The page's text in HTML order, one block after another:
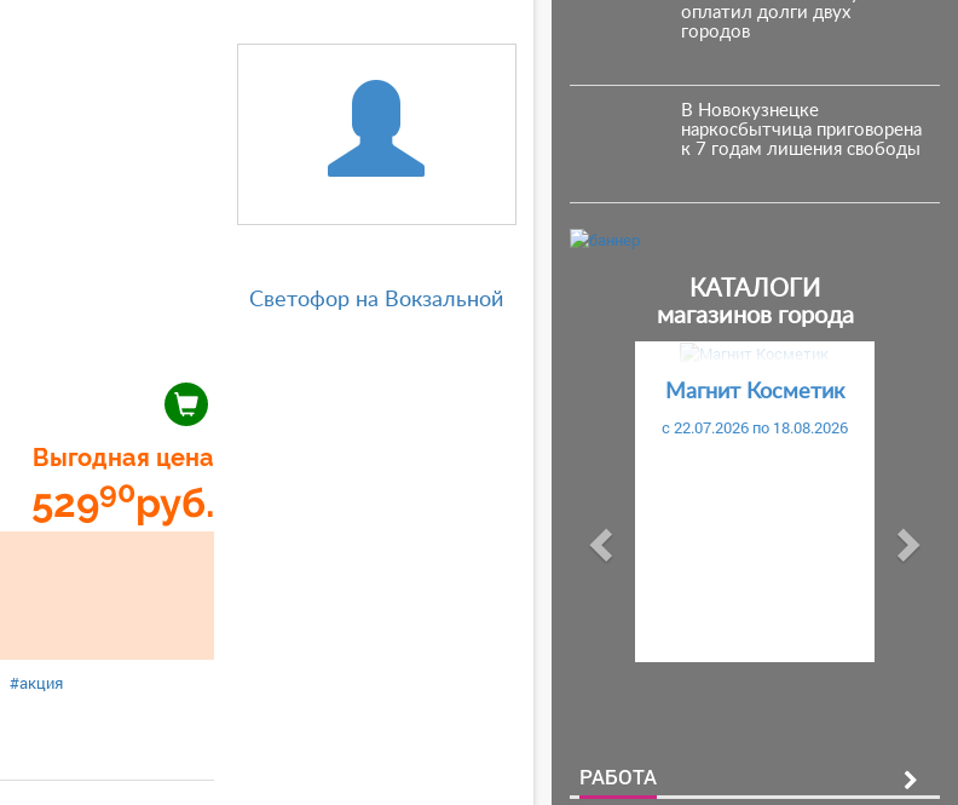
Выгодная цена
52990руб.
#акция
Светофор на Вокзальной
оплатил долги двух
городов
В Новокузнецке
наркосбытчица приговорена
к 7 годам лишения свободы
КАТАЛОГИ
магазинов города
Магнит Косметик
c 22.07.2026 по 18.08.2026
Предыдущий
РАБОТА